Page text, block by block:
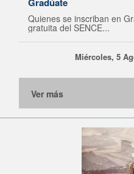
Quienes se inscriban en
gratuita del SENCE...
Miércoles, 5
Ver más